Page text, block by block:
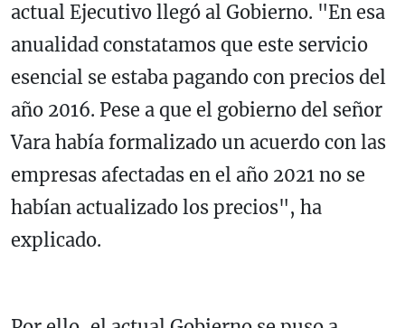
actual Ejecutivo llegó al Gobierno. "En esa
anualidad constatamos que este servicio
esencial se estaba pagando con precios del
año 2016. Pese a que el gobierno del señor
Vara había formalizado un acuerdo con las
empresas afectadas en el año 2021 no se
habían actualizado los precios", ha
explicado.